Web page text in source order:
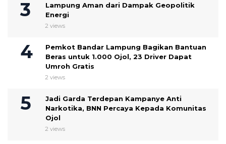
Lampung Aman dari Dampak Geopolitik
Energi
2 views
Pemkot Bandar Lampung Bagikan Bantuan
Beras untuk 1.000 Ojol, 23 Driver Dapat
Umroh Gratis
2 views
Jadi Garda Terdepan Kampanye Anti
Narkotika, BNN Percaya Kepada Komunitas
Ojol
2 views